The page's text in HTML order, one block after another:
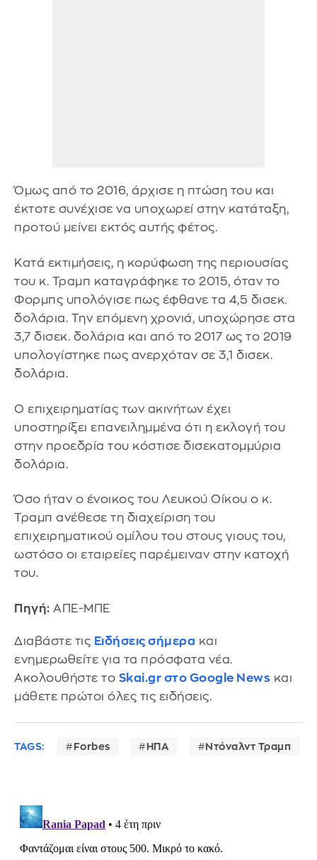
Όμως από το 2016, άρχισε η πτώση του και
έκτοτε συνέχισε να υποχωρεί στην κατάταξη,
προτού μείνει εκτός αυτής φέτος.
Κατά εκτιμήσεις, η κορύφωση της περιουσίας
του κ. Τραμπ καταγράφηκε το 2015, όταν το
Φορμπς υπολόγισε πως έφθανε τα 4,5 δισεκ.
δολάρια. Την επόμενη χρονιά, υποχώρησε στα
3,7 δισεκ. δολάρια και από το 2017 ως το 2019
υπολογίστηκε πως ανερχόταν σε 3,1 δισεκ.
δολάρια.
Ο επιχειρηματίας των ακινήτων έχει
υποστηρίξει επανειλημμένα ότι η εκλογή του
στην προεδρία του κόστισε δισεκατομμύρια
δολάρια.
Όσο ήταν ο ένοικος του Λευκού Οίκου ο κ.
Τραμπ ανέθεσε τη διαχείριση του
επιχειρηματικού ομίλου του στους γιους του,
ωστόσο οι εταιρείες παρέμειναν στην κατοχή
του.
Πηγή: ΑΠΕ-ΜΠΕ
Διαβάστε τις Ειδήσεις σήμερα και
ενημερωθείτε για τα πρόσφατα νέα.
Ακολουθήστε το Skai.gr στο Google News και
μάθετε πρώτοι όλες τις ειδήσεις.
TAGS: Forbes ΗΠΑ Ντόναλντ Τραμπ